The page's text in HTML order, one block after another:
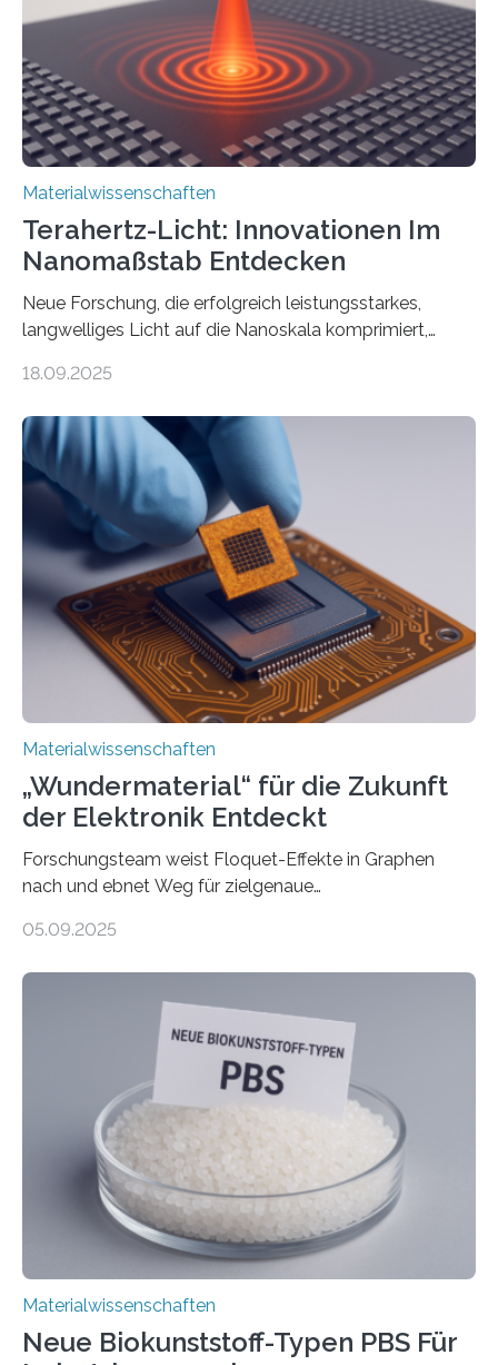
Materialien, die gleichzeitig Strom leiten und Licht
beeinflussen können, sind für viele moderne
Technologien…
Materialwissenschaften
Terahertz-Licht: Innovationen Im
Nanomaßstab Entdecken
Neue Forschung, die erfolgreich leistungsstarkes,
langwelliges Licht auf die Nanoskala komprimiert,
optoelektronischen Geräten ermöglichen, geleitet von
Forschung, die erfolgreich leistungsstarkes,
langwelliges Licht auf die Nanoskala komprimiert,
könnte Fortschritte in der Terahertz-Optik und bei
optoelektronischen Geräten ermöglichen, geleitet von
Vanderbilt und dem Fritz-Haber-Institut Josh Caldwell,
Professor für Maschinenbau und Direktor des
interdisziplinären Graduiertenprogramms für
Materialwissenschaften an der Vanderbilt University,
und Alexander Paarmann vom Fritz-Haber-Institut
leiteten ein internationales Forschungsprojekt, das…
18.09.2025
Materialwissenschaften
„Wundermaterial“ für die Zukunft
der Elektronik Entdeckt
Forschungsteam weist Floquet-Effekte in Graphen
nach und ebnet Weg für zielgenaue
– nur eine Atomlage dick, aber extrem leitfähig und
Sensoren, leistungsstarken Batterien und effizienten
Solarzellen. Eine neue Studie hebt das Potenzial nun
noch auf ein neues Level: Zum ersten Mal haben
Forschende an der Universität Göttingen gemeinsam
mit Kollegen aus Braunschweig, Bremen und der
Schweiz direkt beobachtet, wie in Graphen…
05.09.2025
Materialwissenschaften
Neue Biokunststoff-Typen PBS Für